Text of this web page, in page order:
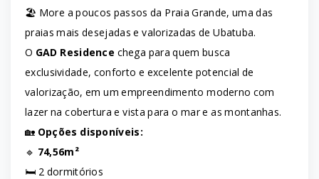
🏖️ More a poucos passos da Praia Grande, uma das
praias mais desejadas e valorizadas de Ubatuba.
O GAD Residence chega para quem busca
exclusividade, conforto e excelente potencial de
valorização, em um empreendimento moderno com
lazer na cobertura e vista para o mar e as montanhas.
🏡 Opções disponíveis:
🔹 74,56m²
🛏️ 2 dormitórios